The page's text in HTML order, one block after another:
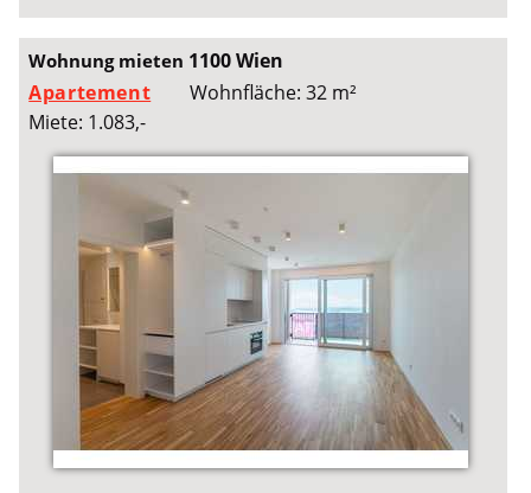
Wohnung mieten 1100 Wien
Apartement
Wohnfläche: 32 m²
Miete: 1.083,-